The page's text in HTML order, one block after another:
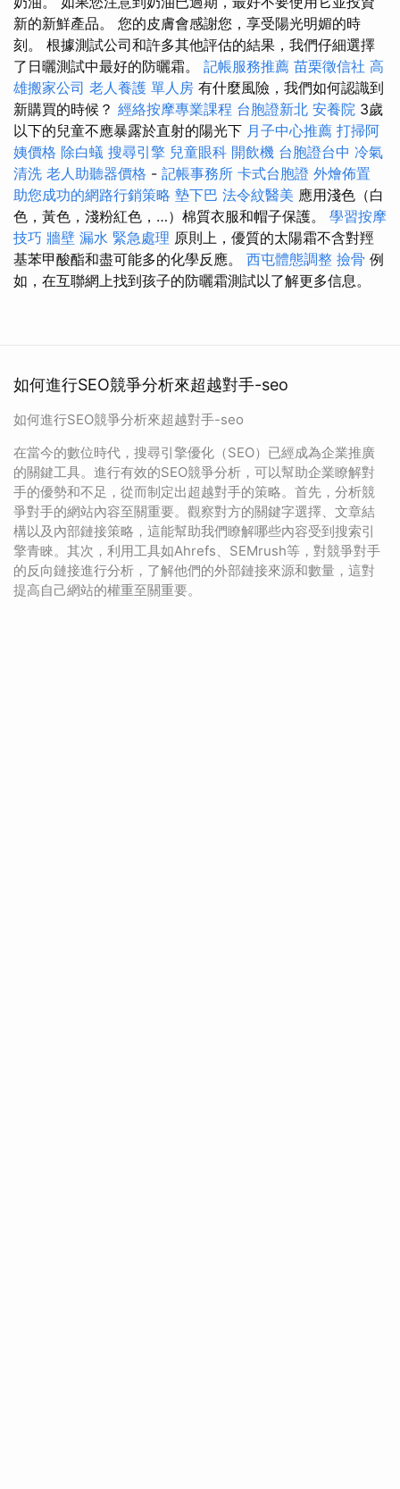
新的新鮮產品。 您的皮膚會感謝您，享受陽光明媚的時
刻。 根據測試公司和許多其他評估的結果，我們仔細選擇
了日曬測試中最好的防曬霜。 記帳服務推薦 苗栗徵信社 高
雄搬家公司 老人養護 單人房 有什麼風險，我們如何認識到
新購買的時候？ 經絡按摩專業課程 台胞證新北 安養院 3歲
以下的兒童不應暴露於直射的陽光下 月子中心推薦 打掃阿
姨價格 除白蟻 搜尋引擎 兒童眼科 開飲機 台胞證台中 冷氣
清洗 老人助聽器價格 - 記帳事務所 卡式台胞證 外燴佈置
助您成功的網路行銷策略 墊下巴 法令紋醫美 應用淺色（白
色，黃色，淺粉紅色，…）棉質衣服和帽子保護。 學習按摩
技巧 牆壁 漏水 緊急處理 原則上，優質的太陽霜不含對羥
基苯甲酸酯和盡可能多的化學反應。 西屯體態調整 撿骨 例
如，在互聯網上找到孩子的防曬霜測試以了解更多信息。
如何進行SEO競爭分析來超越對手-seo
如何進行SEO競爭分析來超越對手-seo
在當今的數位時代，搜尋引擎優化（SEO）已經成為企業推廣
的關鍵工具。進行有效的SEO競爭分析，可以幫助企業瞭解對
手的優勢和不足，從而制定出超越對手的策略。首先，分析競
爭對手的網站內容至關重要。觀察對方的關鍵字選擇、文章結
構以及內部鏈接策略，這能幫助我們瞭解哪些內容受到搜索引
擎青睞。其次，利用工具如Ahrefs、SEMrush等，對競爭對手
的反向鏈接進行分析，了解他們的外部鏈接來源和數量，這對
提高自己網站的權重至關重要。